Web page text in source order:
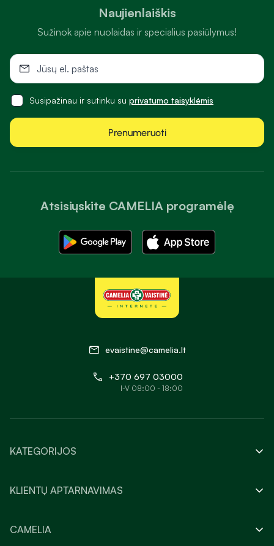
Atsisiųskite CAMELIA programėlę
Naujienlaiškis
Sužinok apie nuolaidas ir specialius pasiūlymus!
Susipažinau ir sutinku su privatumo taisyklėmis
Prenumeruoti
evaistine@camelia.lt
+370 697 03000
I-V 08:00 - 18:00
KATEGORIJOS
KLIENTŲ APTARNAVIMAS
CAMELIA